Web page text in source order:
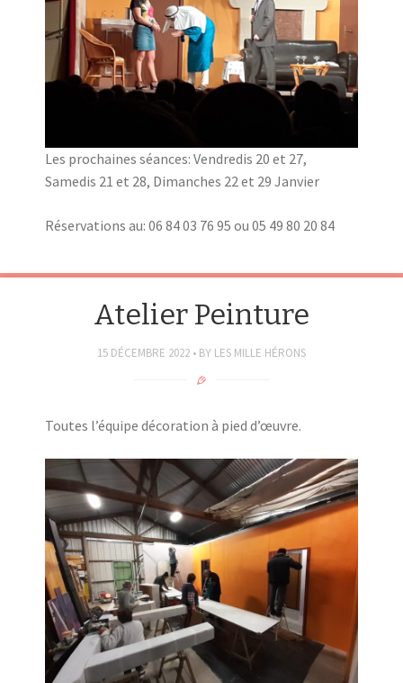
Les prochaines séances: Vendredis 20 et 27,
Samedis 21 et 28, Dimanches 22 et 29 Janvier
Réservations au: 06 84 03 76 95 ou 05 49 80 20 84
Atelier Peinture
15 DÉCEMBRE 2022 BY LES MILLE HÉRONS
Toutes l’équipe décoration à pied d’œuvre.